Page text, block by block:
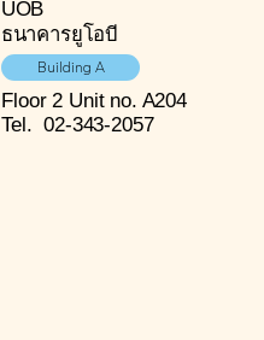
UOB
ธนาคารยูโอบี
Building A
Floor 2 Unit no. A204
Tel. 02-343-2057